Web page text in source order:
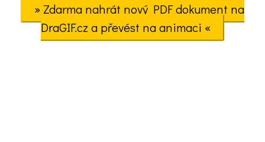
» Zdarma nahrát nový PDF dokument na
DraGIF.cz a převést na animaci «